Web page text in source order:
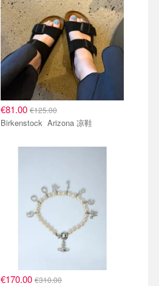
€81.00 €125.00
Birkenstock Arizona 凉鞋
€170.00 €310.00